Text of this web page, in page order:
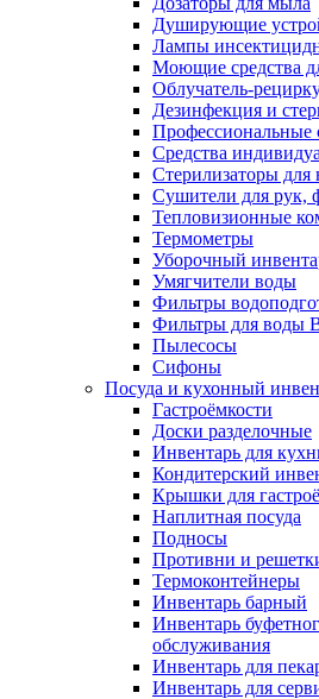
Душирующие
Лампы
Моющие средства
Облучатель-
Дезинфекция и
Профессиональные
Средства
Стерилизаторы для
Сушители для рук,
Тепловизионные
Термометры
Уборочный
Умягчители воды
Фильтры
Фильтры для воды
Пылесосы
Сифоны
Посуда и кухонный
Гастроёмкости
Доски разделочные
Инвентарь для
Кондитерский
Крышки для
Наплитная посуда
Подносы
Противни и
Термоконтейнеры
Инвентарь барный
Инвентарь
обслуживания
Инвентарь для
Инвентарь для